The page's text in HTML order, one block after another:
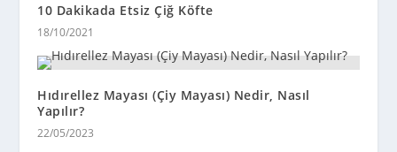
10 Dakikada Etsiz Çiğ Köfte
18/10/2021
Hıdırellez Mayası (Çiy Mayası) Nedir, Nasıl
Yapılır?
22/05/2023